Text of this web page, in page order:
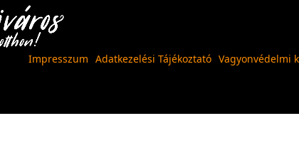
Impresszum Adatkezelési Tájékoztató Vagyonvédelmi